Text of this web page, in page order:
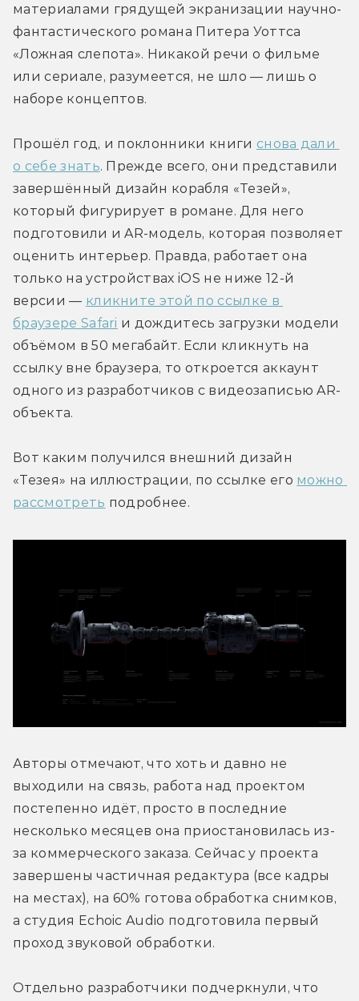
материалами грядущей экранизации научно-
фантастического романа Питера Уоттса
«Ложная слепота». Никакой речи о фильме
или сериале, разумеется, не шло — лишь о
наборе концептов.
Прошёл год, и поклонники книги снова дали
о себе знать. Прежде всего, они представили
завершённый дизайн корабля «Тезей»,
который фигурирует в романе. Для него
подготовили и AR-модель, которая позволяет
оценить интерьер. Правда, работает она
только на устройствах iOS не ниже 12-й
версии — кликните этой по ссылке в
браузере Safari и дождитесь загрузки модели
объёмом в 50 мегабайт. Если кликнуть на
ссылку вне браузера, то откроется аккаунт
одного из разработчиков с видеозаписью AR-
объекта.
Вот каким получился внешний дизайн
«Тезея» на иллюстрации, по ссылке его можно
рассмотреть подробнее.
Авторы отмечают, что хоть и давно не
выходили на связь, работа над проектом
постепенно идёт, просто в последние
несколько месяцев она приостановилась из-
за коммерческого заказа. Сейчас у проекта
завершены частичная редактура (все кадры
на местах), на 60% готова обработка снимков,
а студия Echoic Audio подготовила первый
проход звуковой обработки.
Отдельно разработчики подчеркнули, что